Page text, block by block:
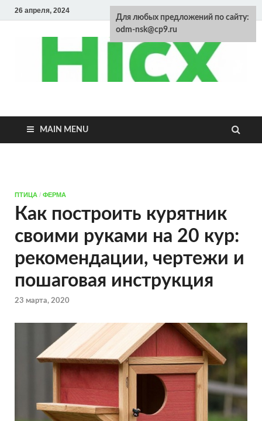
26 апреля, 2024
Энциклопедия
домашних
MAIN MENU
ПТИЦА / ФЕРМА
Как построить курятник
своими руками на 20 кур:
рекомендации, чертежи и
пошаговая инструкция
23 марта, 2020
Для любых предложений по сайту:
odm-nsk@cp9.ru